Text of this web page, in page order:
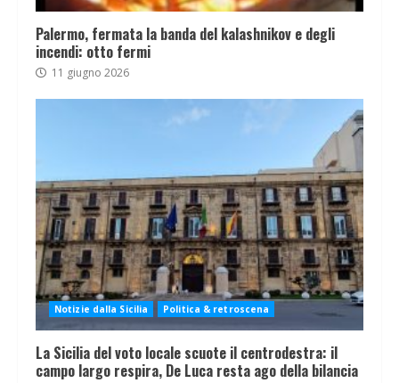
Palermo, fermata la banda del kalashnikov e degli
incendi: otto fermi
11 giugno 2026
Notizie dalla Sicilia Politica & retroscena
La Sicilia del voto locale scuote il centrodestra: il
campo largo respira, De Luca resta ago della bilancia